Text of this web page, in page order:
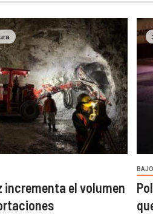
incrementa el volumen